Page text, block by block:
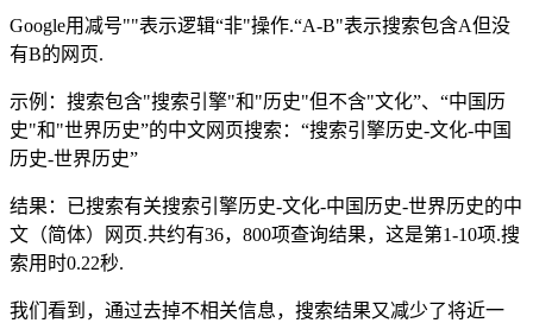
Google用减号""表示逻辑“非"操作.“A-B"表示搜索包含A但没
有B的网页.
示例：搜索包含"搜索引擎"和"历史"但不含"文化”、“中国历
史"和"世界历史”的中文网页搜索：“搜索引擎历史-文化-中国
历史-世界历史”
结果：已搜索有关搜索引擎历史-文化-中国历史-世界历史的中
文（简体）网页.共约有36，800项查询结果，这是第1-10项.搜
索用时0.22秒.
我们看到，通过去掉不相关信息，搜索结果又减少了将近一